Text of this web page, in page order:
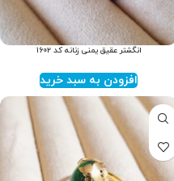
انگشتر عقیق یمنی زنانه کد ۱۶۰۲
افزودن به سبد خرید